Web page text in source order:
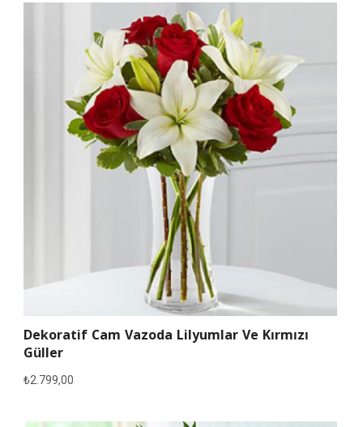
Dekoratif Cam Vazoda Lilyumlar Ve Kırmızı
Güller
₺2.799,00